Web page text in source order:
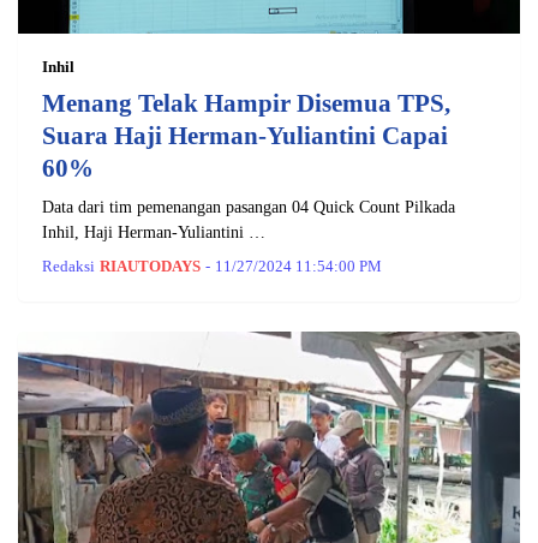
Inhil
Menang Telak Hampir Disemua TPS,
Suara Haji Herman-Yuliantini Capai
60%
Data dari tim pemenangan pasangan 04 Quick Count Pilkada
Inhil, Haji Herman-Yuliantini …
Redaksi RIAUTODAYS - 11/27/2024 11:54:00 PM